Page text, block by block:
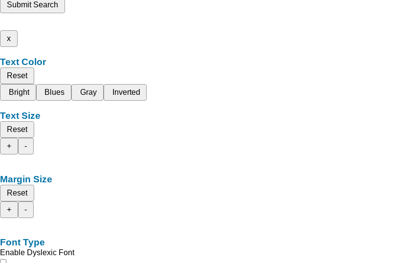
Submit Search
x
Text Color
Reset
Bright
Blues Gray Inverted
Text Size
Reset
+
-
Margin Size
Reset
+
-
Font Type
Enable Dyslexic Font